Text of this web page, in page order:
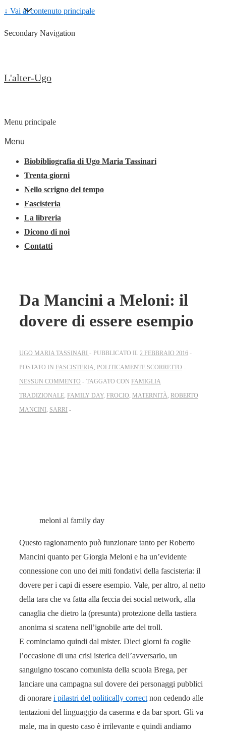
↓ Vai al contenuto principale
Secondary Navigation
L'alter-Ugo
Menu principale
Menu
Biobibliografia di Ugo Maria Tassinari
Trenta giorni
Nello scrigno del tempo
Fascisteria
La libreria
Dicono di noi
Contatti
Da Mancini a Meloni: il
dovere di essere esempio
UGO MARIA TASSINARI PUBBLICATO IL 2 FEBBRAIO 2016
POSTATO IN FASCISTERIA POLITICAMENTE SCORRETTO
NESSUN COMMENTO
TAGGATO CON FAMIGLIA
TRADIZIONALE FAMILY DAY, FROCIO MATERNITÀ ROBERTO
MANCINI SARRI
meloni al family day
Questo ragionamento può funzionare tanto per Roberto
Mancini quanto per Giorgia Meloni e ha un’evidente
connessione con uno dei miti fondativi della fascisteria: il
dovere per i capi di essere esempio. Vale, per altro, al netto
della tara che va fatta alla feccia dei social network, alla
canaglia che dietro la (presunta) protezione della tastiera
anonima si scatena nell’ignobile arte del troll.
E cominciamo quindi dal mister. Dieci giorni fa coglie
l’occasione di una crisi isterica dell’avversario, un
sanguigno toscano comunista della scuola Brega, per
lanciare una campagna sul dovere dei personaggi pubblici
di onorare i pilastri del politically correct non cedendo alle
tentazioni del linguaggio da caserma e da bar sport. Gli va
male, ma in questo caso è irrilevante e quindi andiamo